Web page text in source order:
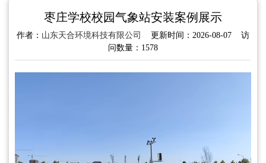
枣庄学校校园气象站安装案例展示
作者： 山东天合环境科技有限公司
更新时间：2026-08-07 访
问数量：1578